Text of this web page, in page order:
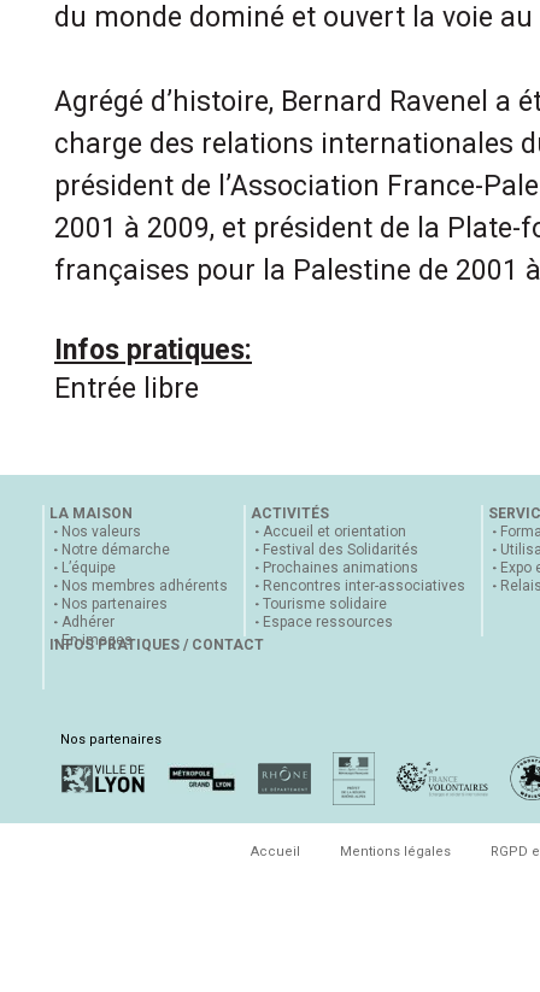
du monde dominé et ouvert la voie
Agrégé d’histoire, Bernard Ravenel a
charge des relations internationales
président de l’Association France-
2001 à 2009, et président de la Plate-
françaises pour la Palestine de 2001
Infos pratiques:
Entrée libre
LA MAISON
Nos valeurs
Notre démarche
L’équipe
Nos membres adhérents
Nos partenaires
Adhérer
En images
ACTIVITÉS
Accueil et orientation
Festival des Solidarités
Prochaines animations
Rencontres inter-associatives
Tourisme solidaire
Espace ressources
Expo
INFOS PRATIQUES / CONTACT
Nos partenaires
Accueil Mentions légales RGPD